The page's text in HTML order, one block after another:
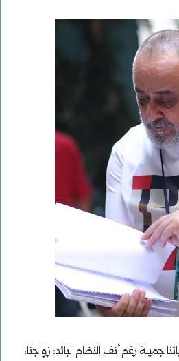
جميلة رغم أنف النظام البائد: زواجنا،